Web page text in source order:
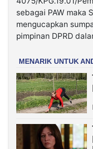
sebagai PAW maka
mengucapkan
pimpinan DPRD